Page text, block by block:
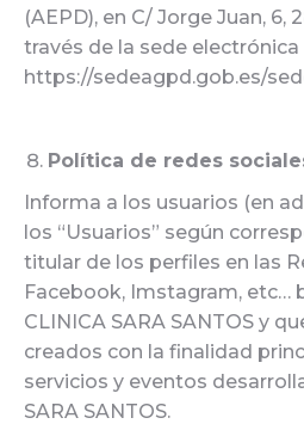
(AEPD), en C/ Jorge Juan, 6,
través de la sede electrónica
https://sedeagpd.gob.es/
Política de redes
Informa a los usuarios (en
los “Usuarios” según
titular de los perfiles en las
Facebook, Imstagram, etc…
CLINICA SARA SANTOS y
creados con la finalidad
servicios y eventos
SARA SANTOS.